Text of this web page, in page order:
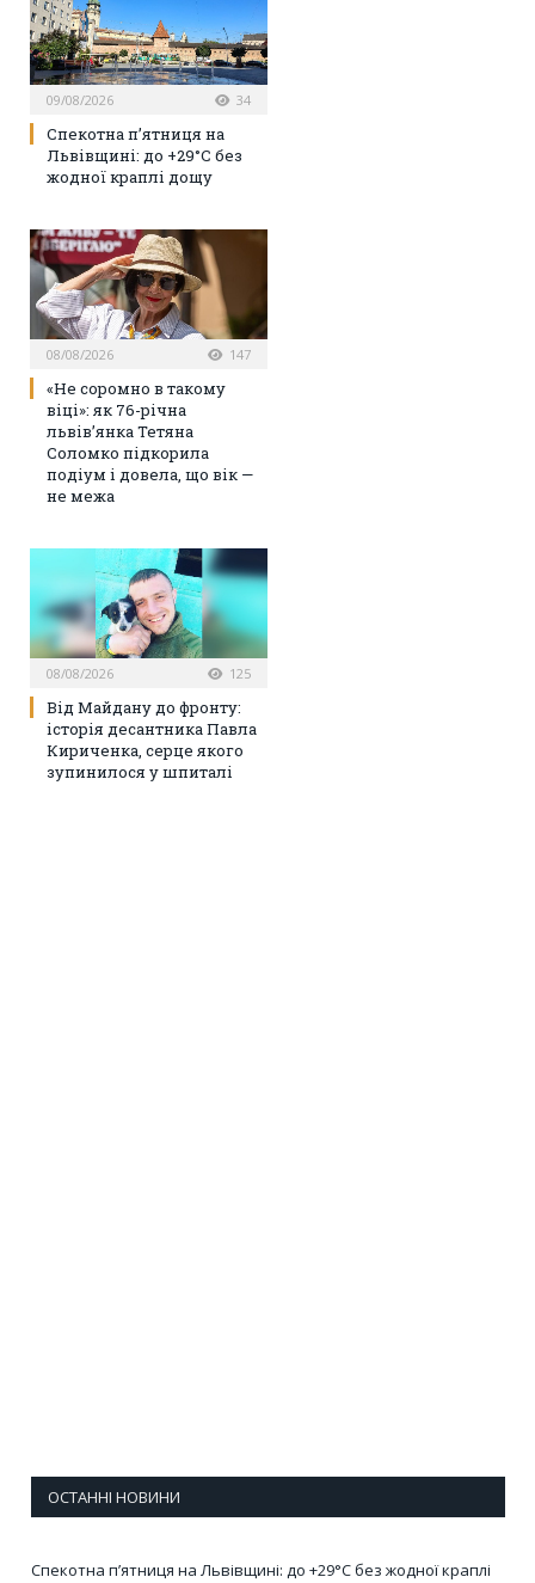
09/08/2026 34
Спекотна п’ятниця на
Львівщині: до +29°C без
жодної краплі дощу
08/08/2026 147
«Не соромно в такому
віці»: як 76-річна
львів’янка Тетяна
Соломко підкорила
подіум і довела, що вік —
не межа
08/08/2026 125
Від Майдану до фронту:
історія десантника Павла
Кириченка, серце якого
зупинилося у шпиталі
ОСТАННІ НОВИНИ
Спекотна п’ятниця на Львівщині: до +29°C без жодної краплі